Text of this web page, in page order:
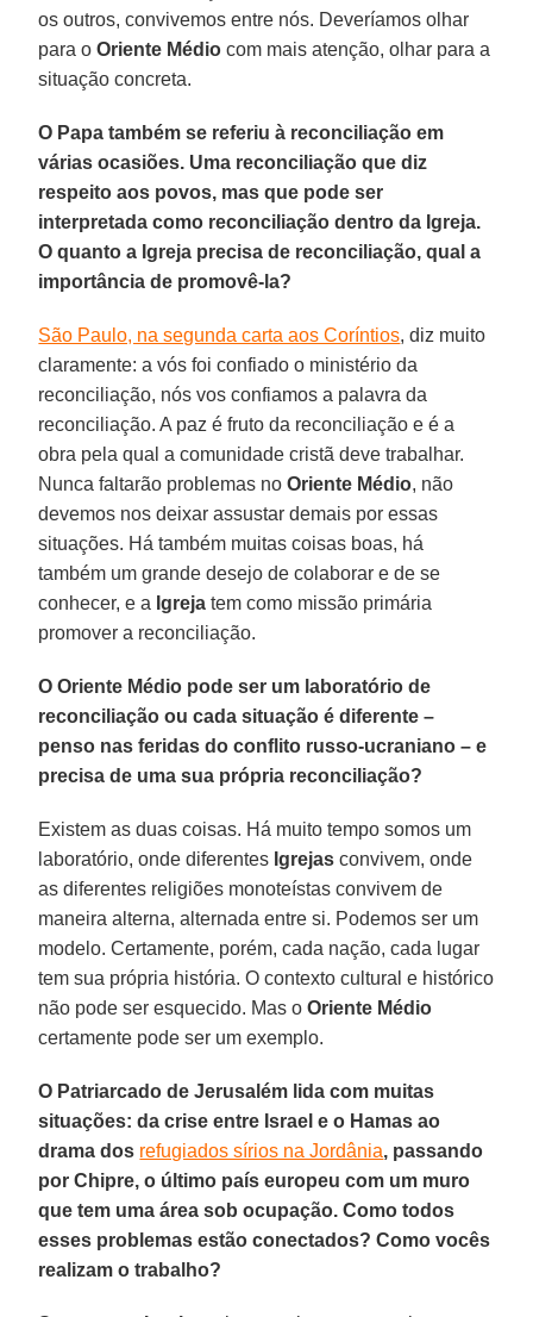
os outros, convivemos entre nós. Deveríamos olhar
para oOriente Médio com mais atenção, olhar para a
situação concreta.
O Papa também se referiu à reconciliação em
várias ocasiões. Uma reconciliação que diz
respeito aos povos, mas que pode ser
interpretada como reconciliação dentro da Igreja.
O quanto a Igreja precisa de reconciliação, qual a
importância de promovê-la?
São Paulo, na segunda carta aos Coríntios, diz muito
claramente: a vós foi confiado o ministério da
reconciliação, nós vos confiamos a palavra da
reconciliação. A paz é fruto da reconciliação e é a
obra pela qual a comunidade cristã deve trabalhar.
Nunca faltarão problemas noOriente Médio, não
devemos nos deixar assustar demais por essas
situações. Há também muitas coisas boas, há
também um grande desejo de colaborar e de se
conhecer, e a Igreja tem como missão primária
promover a reconciliação.
O Oriente Médio pode ser um laboratório de
reconciliação ou cada situação é diferente –
penso nas feridas do conflito russo-ucraniano – e
precisa de uma sua própria reconciliação?
Existem as duas coisas. Há muito tempo somos um
laboratório, onde diferentes Igrejas convivem, onde
as diferentes religiões monoteístas convivem de
maneira alterna, alternada entre si. Podemos ser um
modelo. Certamente, porém, cada nação, cada lugar
tem sua própria história. O contexto cultural e histórico
não pode ser esquecido. Mas oOriente Médio
certamente pode ser um exemplo.
O Patriarcado de Jerusalém lida com muitas
situações: da crise entre Israel e o Hamas ao
drama dos refugiados sírios na Jordânia, passando
por Chipre, o último país europeu com um muro
que tem uma área sob ocupação. Como todos
esses problemas estão conectados? Como vocês
realizam o trabalho?